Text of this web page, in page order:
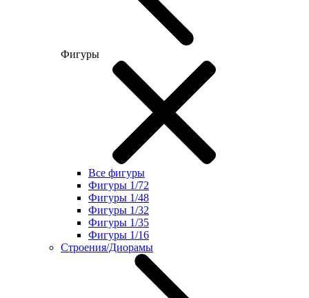
Фигуры
Все фигуры
Фигуры 1/72
Фигуры 1/48
Фигуры 1/32
Фигуры 1/35
Фигуры 1/16
Строения/Диорамы